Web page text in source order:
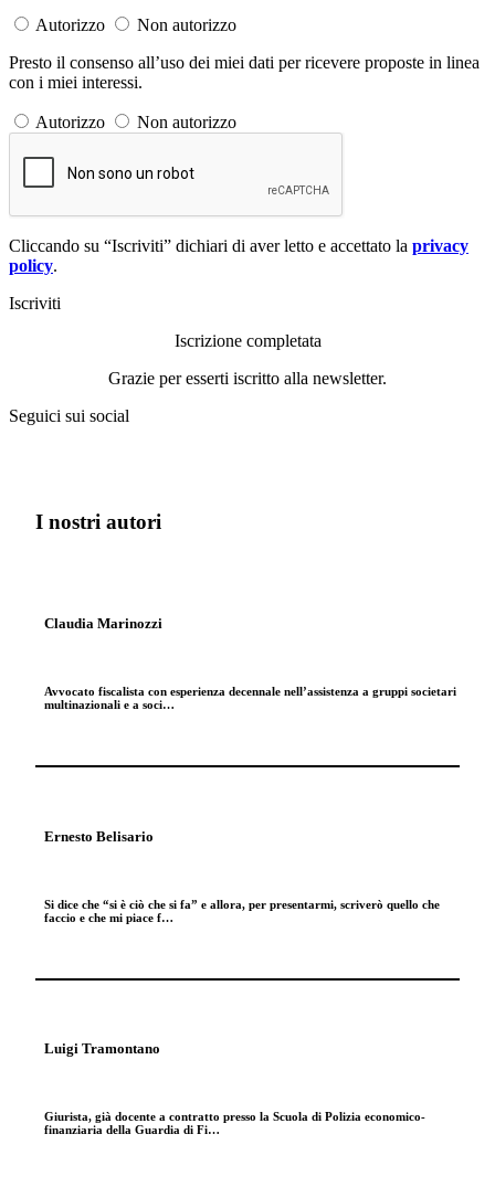
Autorizzo
Non autorizzo
Presto il consenso all’uso dei miei dati per ricevere proposte in linea
con i miei interessi.
Autorizzo Non autorizzo
Cliccando su “Iscriviti” dichiari di aver letto e accettato la privacy
policy.
Iscriviti
Iscrizione completata
Grazie per esserti iscritto alla newsletter.
Seguici sui social
I nostri autori
Claudia Marinozzi
Avvocato fiscalista con esperienza decennale nell’assistenza a gruppi societari
multinazionali e a soci…
Ernesto Belisario
Si dice che “si è ciò che si fa” e allora, per presentarmi, scriverò quello che
faccio e che mi piace f…
Luigi Tramontano
Giurista, già docente a contratto presso la Scuola di Polizia economico-
finanziaria della Guardia di Fi…